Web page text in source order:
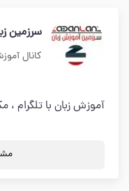
سرزمین
کانال
آموزش زبان با تلگرام ،